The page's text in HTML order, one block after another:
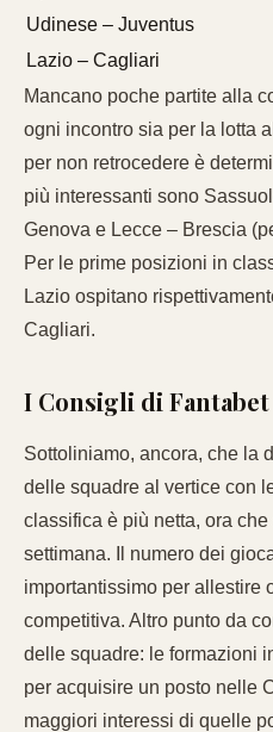
Udinese – Juventus
Lazio – Cagliari
Mancano poche partite alla
ogni incontro sia per la lotta
per non retrocedere è
più interessanti sono
Genova e Lecce – Brescia
Per le prime posizioni in
Lazio ospitano
Cagliari.
I Consigli di Fantabet
Sottoliniamo, ancora, che la
delle squadre al vertice con
classifica è più netta, ora
settimana. Il numero dei
importantissimo per allestire
competitiva. Altro punto da
delle squadre: le formazioni
per acquisire un posto nelle
maggiori interessi di quelle